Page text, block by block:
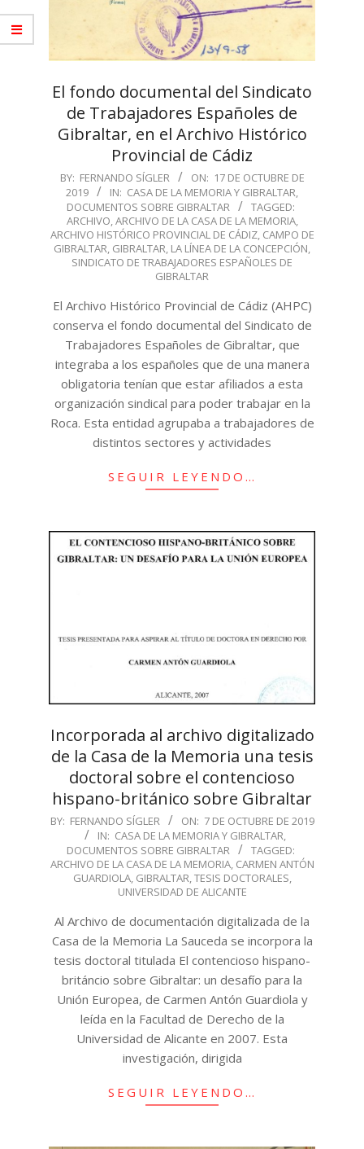
El fondo documental del Sindicato
de Trabajadores Españoles de
Gibraltar, en el Archivo Histórico
Provincial de Cádiz
2019-
10-
BY: FERNANDO SÍGLER ON: 17 DE OCTUBRE DE
2019
IN: CASA DE LA MEMORIA Y GIBRALTAR,
DOCUMENTOS SOBRE GIBRALTAR
TAGGED:
ARCHIVO,ARCHIVO DE LA CASA DE LA MEMORIA,
ARCHIVO HISTÓRICO PROVINCIAL DE CÁDIZ, CAMPO DE
GIBRALTAR, GIBRALTAR, LA LÍNEA DE LA CONCEPCIÓN,
SINDICATO DE TRABAJADORES ESPAÑOLES DE
GIBRALTAR
El Archivo Histórico Provincial de Cádiz (AHPC)
conserva el fondo documental del Sindicato de
Trabajadores Españoles de Gibraltar, que
integraba a los españoles que de una manera
obligatoria tenían que estar afiliados a esta
organización sindical para poder trabajar en la
Roca. Esta entidad agrupaba a trabajadores de
distintos sectores y actividades
SEGUIR LEYENDO…
Incorporada al archivo digitalizado
de la Casa de la Memoria una tesis
doctoral sobre el contencioso
hispano-británico sobre Gibraltar
2019-
07
BY: FERNANDO SÍGLER ON: 7 DE OCTUBRE DE 2019
IN: CASA DE LA MEMORIA Y GIBRALTAR,
DOCUMENTOS SOBRE GIBRALTAR
TAGGED:
ARCHIVO DE LA CASA DE LA MEMORIA, CARMEN ANTÓN
GUARDIOLA, GIBRALTAR,TESIS DOCTORALES,
UNIVERSIDAD DE ALICANTE
Al Archivo de documentación digitalizada de la
Casa de la Memoria La Sauceda se incorpora la
tesis doctoral titulada El contencioso hispano-
británcio sobre Gibraltar: un desafío para la
Unión Europea, de Carmen Antón Guardiola y
leída en la Facultad de Derecho de la
Universidad de Alicante en 2007. Esta
investigación, dirigida
SEGUIR LEYENDO…